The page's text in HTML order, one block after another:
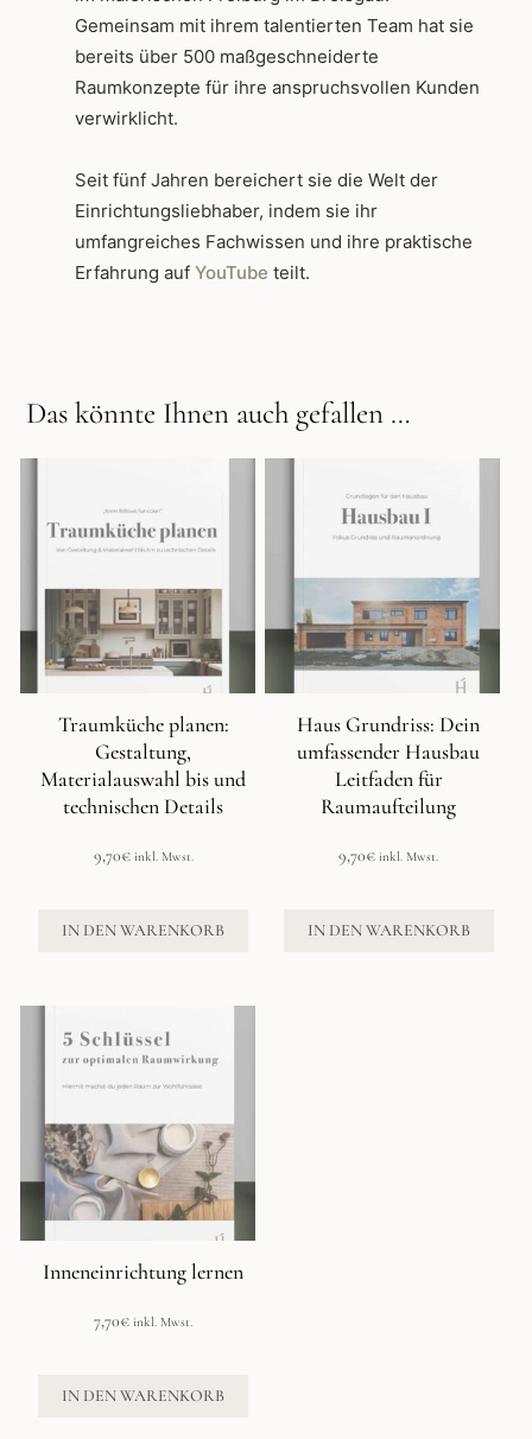
Gemeinsam mit ihrem talentierten Team hat sie
bereits über 500 maßgeschneiderte
Raumkonzepte für ihre anspruchsvollen Kunden
verwirklicht.
Seit fünf Jahren bereichert sie die Welt der
Einrichtungsliebhaber, indem sie ihr
umfangreiches Fachwissen und ihre praktische
Erfahrung auf YouTube teilt.
Das könnte Ihnen auch gefallen …
Traumküche planen:
Gestaltung,
Materialauswahl bis und
technischen Details
9,70€ inkl. Mwst.
IN DEN WARENKORB
Haus Grundriss: Dein
umfassender Hausbau
Leitfaden für
Raumaufteilung
9,70€ inkl. Mwst.
IN DEN WARENKORB
Inneneinrichtung lernen
7,70€ inkl. Mwst.
IN DEN WARENKORB